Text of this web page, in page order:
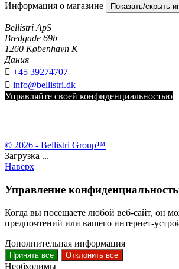
Информация о магазине Показать/скрыть
Bellistri ApS
Bredgade 69b
1260 København K
Дания
 +45 39274707
 info@bellistri.dk
Управляйте своей конфиденциальностью
© 2026 - Bellistri Group™
Загрузка ...
Наверх
Управление
Когда вы посещаете любой веб-сайт, он
предпочтений или вашего интернет-
Дополнительная информация
Принять все Отклонить все
Необходимы